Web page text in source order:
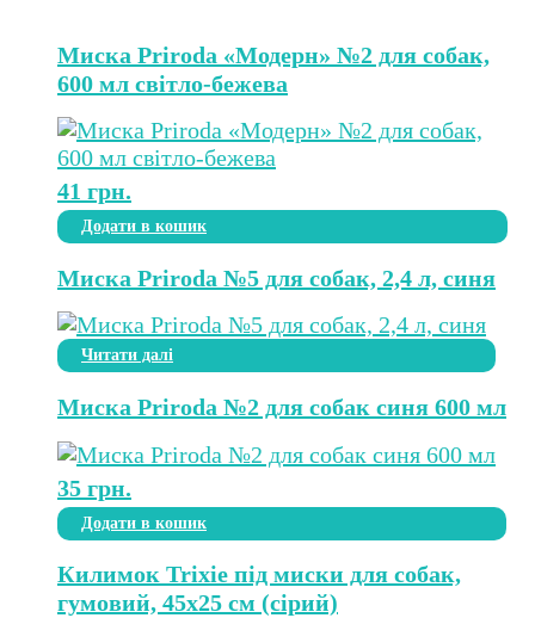
Миска Priroda «Модерн» №2 для собак,
600 мл світло-бежева
41 грн.
Додати в кошик
Миска Priroda №5 для собак, 2,4 л, синя
Читати далі
Миска Priroda №2 для собак синя 600 мл
35 грн.
Додати в кошик
Килимок Trixie під миски для собак,
гумовий, 45х25 см (сірий)